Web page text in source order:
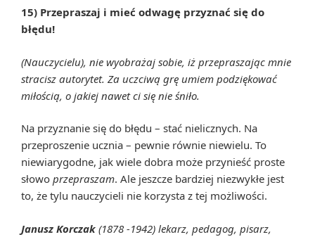
15) Przepraszaj i mieć odwagę przyznać się do
błędu!
(Nauczycielu), nie wyobrażaj sobie, iż przepraszając mnie
stracisz autorytet. Za uczciwą grę umiem podziękować
miłością, o jakiej nawet ci się nie śniło.
Na przyznanie się do błędu – stać nielicznych. Na
przeproszenie ucznia – pewnie równie niewielu. To
niewiarygodne, jak wiele dobra może przynieść proste
słowo przepraszam. Ale jeszcze bardziej niezwykłe jest
to, że tylu nauczycieli nie korzysta z tej możliwości.
Janusz Korczak (1878 -1942) lekarz, pedagog, pisarz,